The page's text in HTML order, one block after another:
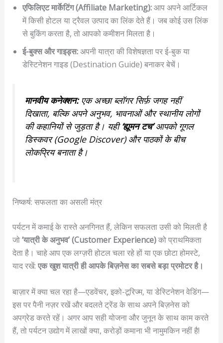
एफिलिएट मार्केटिंग (Affiliate Marketing):आप अपने आर्टिकल
में किसी होटल या ट्रैवल उत्पाद का लिंक देते हैं। जब कोई उस लिंक
से बुकिंग करता है, तो आपको कमीशन मिलता है।
ई-बुक्स और गाइड्स:अपनी यात्रा की विशेषज्ञता पर ई-बुक या
डेस्टिनेशन गाइड (Destination Guide) बनाकर बेचें।
मानवीय कनेक्शन:एक अच्छा ब्लॉगर सिर्फ़ जगह नहीं
दिखाता, बल्कि अपने अनुभव, भावनाओं और स्थानीय लोगों
की कहानियों से जुड़ता है। यही‘ह्यूमन टच’आपको गूगल
डिस्कवर (Google Discover) और पाठकों के बीच
लोकप्रिय बनाता है।
निष्कर्ष: सफलता का असली मंत्र
पर्यटन में कमाई के रास्ते अनगिनत हैं, लेकिन सफलता उसी को मिलती है
जो‘यात्री के अनुभव’ (Customer Experience)को प्राथमिकता
देता है। चाहे आप एक लग्ज़री होटल चला रहे हों या एक छोटा होमस्टे,
याद रखें: एक खुश यात्री ही आपके बिज़नेस का सबसे बड़ा प्रमोटर है।
बाज़ार में क्या चल रहा है—एडवेंचर, इको-टूरिज्म, या डेस्टिनेशन वेडिंग—
इस पर पैनी नज़र रखें और बदलते ट्रेंड के साथ अपने बिज़नेस को
अपग्रेड करते रहें। अगर आप सही योजना और जुनून के साथ काम करते
हैं, तो पर्यटन उद्योग में लाखों क्या, करोड़ों कमाना भी नामुमकिन नहीं है!